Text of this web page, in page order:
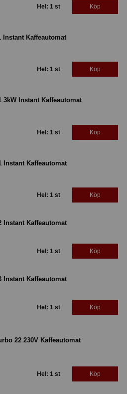
Hel: 1 st Köp
Instant Kaffeautomat
Hel: 1 st Köp
3kW Instant Kaffeautomat
Hel: 1 st Köp
Instant Kaffeautomat
Hel: 1 st Köp
Instant Kaffeautomat
Hel: 1 st Köp
Instant Kaffeautomat
Hel: 1 st Köp
22 230V Kaffeautomat
Hel: 1 st Köp